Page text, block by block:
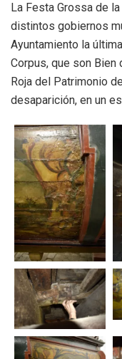
La Festa Grossa de
distintos gobiernos
Ayuntamiento la
Corpus, que son
Roja del Patrimonio
desaparición, en un